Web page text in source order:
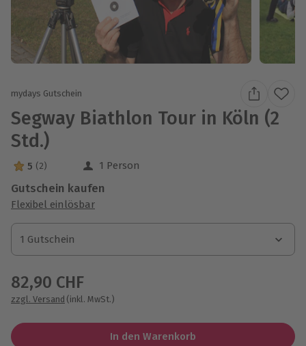
mydays Gutschein
Segway Biathlon Tour in Köln (2
Std.)
5 Sterne von 5 aus 2 Bewertungen
5 (2) 1 Person
Gutschein kaufen
Flexibel einlösbar
1 Gutschein
1 Gutschein
1 Gutschein
82,90 CHF
zzgl. Versand (inkl. MwSt.)
In den Warenkorb